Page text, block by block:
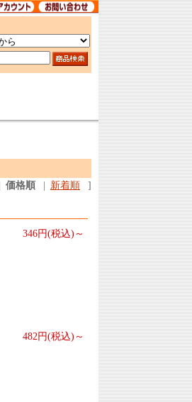
価格順 新着順
]
346円(税込)～
482円(税込)～